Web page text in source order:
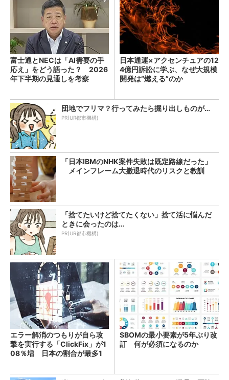
富士通とNECは「AI需要の手
応え」をどう語った？ 2026
年下半期の見通しを考察
日本通運×アクセンチュアの12
4億円訴訟に学ぶ、なぜ大規模
開発は“燃える”のか
団地でフリマ？行ってみたら掘り出しものが…
PR(UR都市機構)
「日本IBMのNHK案件失敗は既定路線だった」
メインフレーム大撤退時代のリスクと教訓
「捨てたいけど捨てたくない」捨て活に悩んだ
ときに会ったのは…
PR(UR都市機構)
エラー解消のつもりが自ら攻
撃を実行する「ClickFix」が1
08％増 日本の割合が最多1
SBOMの最小要素が5年ぶり改
訂 何が必須になるのか